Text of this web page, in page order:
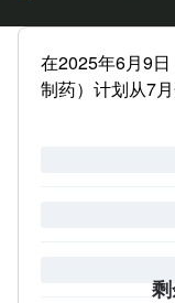
在2025年6月9
制药）计划从7